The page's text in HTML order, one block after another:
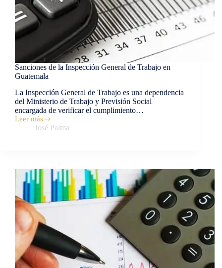
Sanciones de la Inspección General de Trabajo en
Guatemala
La Inspección General de Trabajo es una dependencia
del Ministerio de Trabajo y Previsión Social
encargada de verificar el cumplimiento…
Leer más
José Palma